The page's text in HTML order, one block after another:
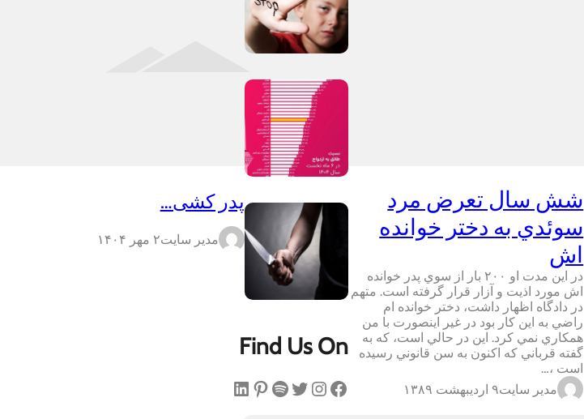
شش سال تعرض مرد
سوئدي به دختر خوانده
اش
در اين مدت او ۲۰۰ بار از سوي پدر خوانده
اش مورد اذيت و آزار قرار گرفته است. متهم
در دادگاه اظهار داشت، دختر خوانده ام
راضي به اين کار بود در غير اينصورت با من
همکاري نمي کرد. اين در حالي است، که به
گفته قرباني که اکنون به سن قانوني رسيده
است ،…
مدیر سایت۹ اردیبهشت ۱۳۸۹
پدر کشی…
مدیر سایت۲ مهر ۱۴۰۴
Find Us On
فیس‌بوک اینستاگرم توییتر اسپاتیفای پینترست لینکداین